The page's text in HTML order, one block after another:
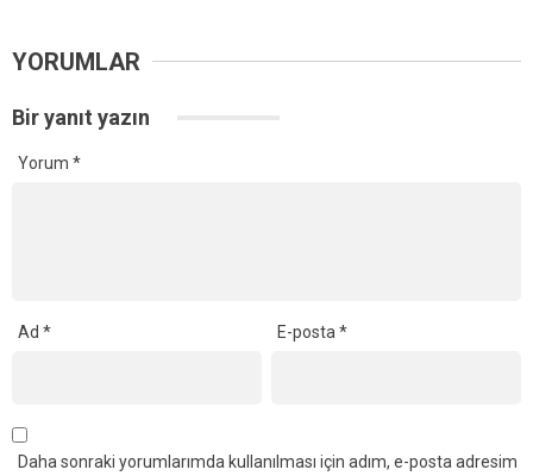
YORUMLAR
Bir yanıt yazın
Yorum *
Ad * E-posta*
Daha sonraki yorumlarımda kullanılması için adım, e-posta adresim